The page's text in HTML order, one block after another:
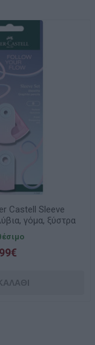
Castell Sleeve
γόμα, ξύστρα